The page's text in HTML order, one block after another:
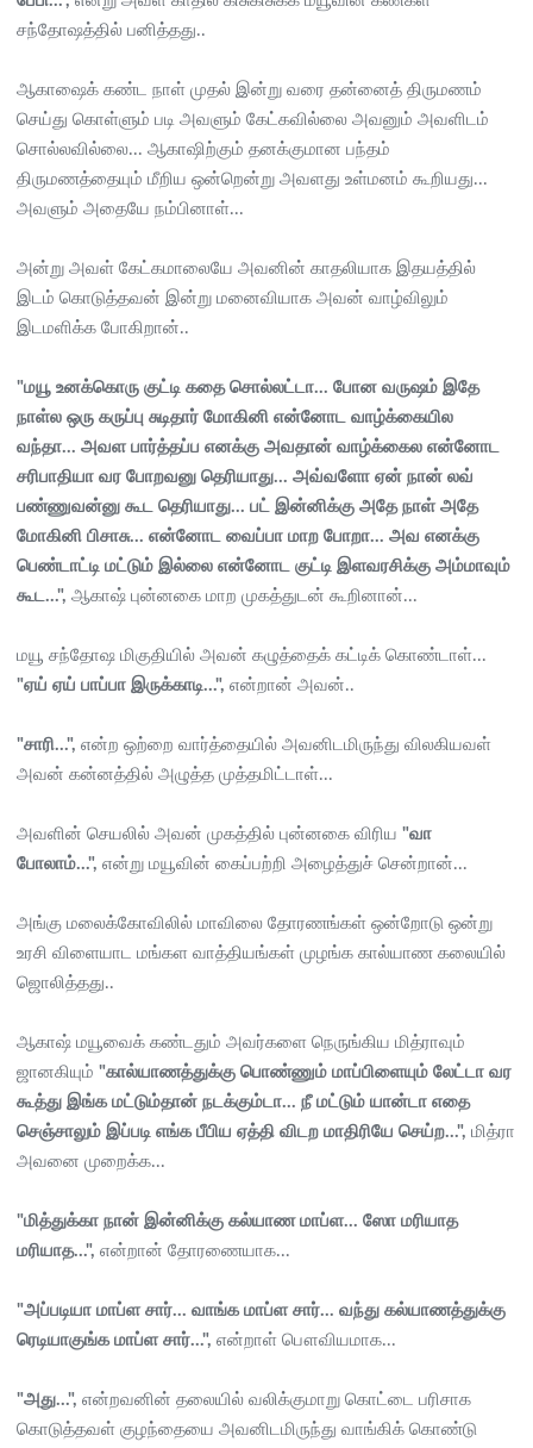
சந்தோஷத்தில் பனித்தது..
ஆகாஷைக் கண்ட நாள் முதல் இன்று வரை தன்னைத் திருமணம்
செய்து கொள்ளும் படி அவளும் கேட்கவில்லை அவனும் அவளிடம்
சொல்லவில்லை... ஆகாஷிற்கும் தனக்குமான பந்தம்
திருமணத்தையும் மீறிய ஒன்றென்று அவளது உள்மனம் கூறியது...
அவளும் அதையே நம்பினாள்...
அன்று அவள் கேட்கமாலையே அவனின் காதலியாக இதயத்தில்
இடம் கொடுத்தவன் இன்று மனைவியாக அவன் வாழ்விலும்
இடமளிக்க போகிறான்..
"மயூ உனக்கொரு குட்டி கதை சொல்லட்டா... போன வருஷம் இதே
நாள்ல ஒரு கருப்பு சுடிதார் மோகினி என்னோட வாழ்க்கையில
வந்தா... அவள பார்த்தப்ப எனக்கு அவதான் வாழ்க்கைல என்னோட
சரிபாதியா வர போறவனு தெரியாது... அவ்வளோ ஏன் நான் லவ்
பண்ணுவன்னு கூட தெரியாது... பட் இன்னிக்கு அதே நாள் அதே
மோகினி பிசாசு... என்னோட வைப்பா மாற போறா... அவ எனக்கு
பெண்டாட்டி மட்டும் இல்லை என்னோட குட்டி இளவரசிக்கு அம்மாவும்
கூட...", ஆகாஷ் புன்னகை மாற முகத்துடன் கூறினான்...
மயூ சந்தோஷ மிகுதியில் அவன் கழுத்தைக் கட்டிக் கொண்டாள்...
"ஏய் ஏய் பாப்பா இருக்காடி...", என்றான் அவன்..
"சாரி...", என்ற ஒற்றை வார்த்தையில் அவனிடமிருந்து விலகியவள்
அவன் கன்னத்தில் அழுத்த முத்தமிட்டாள்...
அவளின் செயலில் அவன் முகத்தில் புன்னகை விரிய "வா
போலாம்...", என்று மயூவின் கைப்பற்றி அழைத்துச் சென்றான்...
அங்கு மலைக்கோவிலில் மாவிலை தோரணங்கள் ஒன்றோடு ஒன்று
உரசி விளையாட மங்கள வாத்தியங்கள் முழங்க கால்யாண கலையில்
ஜொலித்தது..
ஆகாஷ் மயூவைக் கண்டதும் அவர்களை நெருங்கிய மித்ராவும்
ஜானகியும் "கால்யாணத்துக்கு பொண்ணும் மாப்பிளையும் லேட்டா வர
கூத்து இங்க மட்டும்தான் நடக்கும்டா... நீ மட்டும் யான்டா எதை
செஞ்சாலும் இப்படி எங்க பீபிய ஏத்தி விடற மாதிரியே செய்ற...", மித்ரா
அவனை முறைக்க...
"மித்துக்கா நான் இன்னிக்கு கல்யாண மாப்ள... ஸோ மரியாத
மரியாத...", என்றான் தோரணையாக...
"அப்படியா மாப்ள சார்... வாங்க மாப்ள சார்... வந்து கல்யாணத்துக்கு
ரெடியாகுங்க மாப்ள சார்...", என்றாள் பௌவியமாக...
"அது...", என்றவனின் தலையில் வலிக்குமாறு கொட்டை பரிசாக
கொடுத்தவள் குழந்தையை அவனிடமிருந்து வாங்கிக் கொண்டு